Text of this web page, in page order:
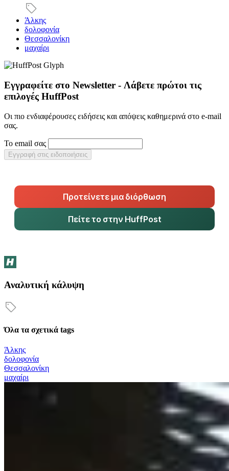
Άλκης
δολοφονία
Θεσσαλονίκη
μαχαίρι
Εγγραφείτε στο Newsletter - Λάβετε πρώτοι τις
επιλογές HuffPost
Οι πιο ενδιαφέρουσες ειδήσεις και απόψεις καθημερινά στο e-mail
σας.
Το email σας
Εγγραφή στις ειδοποιήσεις
Προτείνετε μια διόρθωση
Πείτε το στην HuffPost
Αναλυτική κάλυψη
Όλα τα σχετικά tags
Άλκης
δολοφονία
Θεσσαλονίκη
μαχαίρι